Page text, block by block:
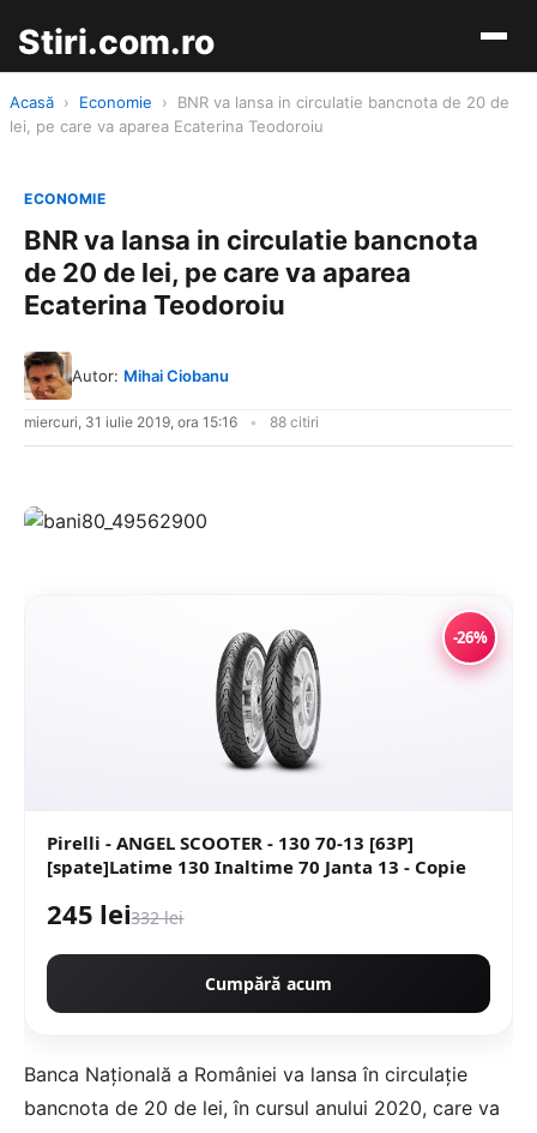
Stiri.com.ro
Acasă › Economie ›
BNR va lansa in circulatie bancnota de 20 de
lei, pe care va aparea Ecaterina Teodoroiu
ECONOMIE
BNR va lansa in circulatie bancnota
de 20 de lei, pe care va aparea
Ecaterina Teodoroiu
Autor: Mihai Ciobanu
miercuri, 31 iulie 2019, ora 15:16 88 citiri
-26%
Pirelli - ANGEL SCOOTER - 130 70-13 [63P]
[spate]Latime 130 Inaltime 70 Janta 13 - Copie
245 lei332 lei
Cumpără acum
Banca Naţională a României va lansa în circulaţie
bancnota de 20 de lei, în cursul anului 2020, care va